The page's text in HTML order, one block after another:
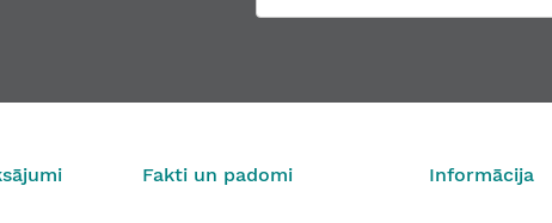
€ No 46,90 €
Fakti un padomi Informācija